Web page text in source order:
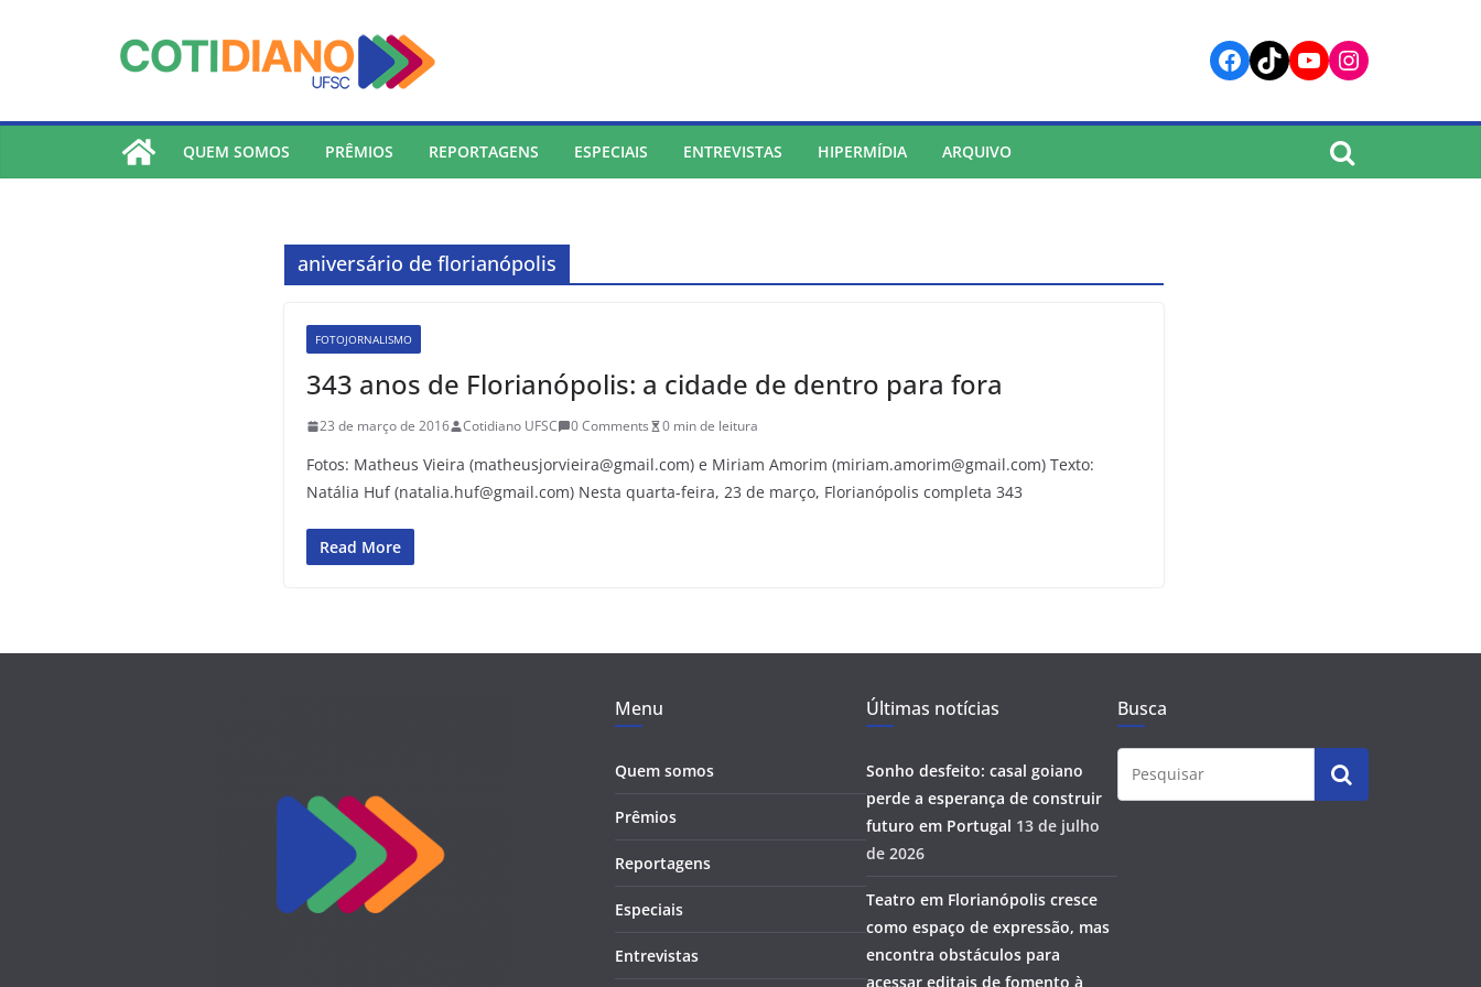
Facebook
TikTokYouTube
Instagram
QUEM SOMOS PRÊMIOS REPORTAGENS ESPECIAIS ENTREVISTAS HIPERMÍDIA ARQUIVO
aniversário de florianópolis
FOTOJORNALISMO
343 anos de Florianópolis: a cidade de dentro para fora
23 de março de 2016 Cotidiano UFSC 0 Comments 0 min de leitura
Fotos: Matheus Vieira (matheusjorvieira@gmail.com) e Miriam Amorim (miriam.amorim@gmail.com) Texto:
Natália Huf (natalia.huf@gmail.com) Nesta quarta-feira, 23 de março, Florianópolis completa 343
Read More
Menu
Quem somos
Prêmios
Reportagens
Especiais
Entrevistas
Últimas notícias
Sonho desfeito: casal goiano
perde a esperança de construir
futuro em Portugal 13 de julho
de 2026
Teatro em Florianópolis cresce
como espaço de expressão, mas
encontra obstáculos para
acessar editais de fomento à
Busca